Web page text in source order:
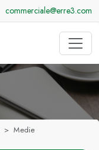
commerciale@erre3.com
Medie